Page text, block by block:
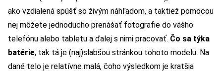
ako vzdialená spúšť so živým náhľadom, a taktiež pomocou
nej môžete jednoducho prenášať fotografie do vášho
telefónu alebo tabletu a ďalej s nimi pracovať. Čo sa týka
batérie, tak tá je (naj)slabšou stránkou tohoto modelu. Na
dané telo je relatívne malá, čoho výsledkom je kratšia